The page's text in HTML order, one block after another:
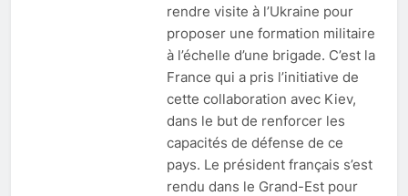
rendre visite à l’Ukraine pour
proposer une formation militaire
à l’échelle d’une brigade. C’est la
France qui a pris l’initiative de
cette collaboration avec Kiev,
dans le but de renforcer les
capacités de défense de ce
pays. Le président français s’est
rendu dans le Grand-Est pour